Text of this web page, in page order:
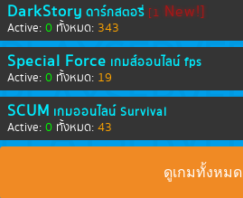
DarkStory ดาร์กสตอรี่ [1 New!]
Active: 0 ทั้งหมด: 343
Special Force เกมส์ออนไลน์ fps
Active: 0 ทั้งหมด: 19
SCUM เกมออนไลน์ Survival
Active: 0 ทั้งหมด: 43
ดูเกมทั้งหมด